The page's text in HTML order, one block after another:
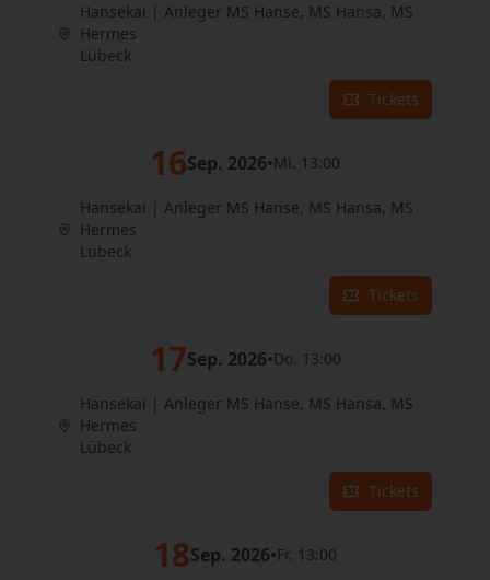
Hansekai | Anleger MS Hanse, MS Hansa, MS
Hermes
Lübeck
Tickets
16Sep. 2026•Mi. 13:00
Hansekai | Anleger MS Hanse, MS Hansa, MS
Hermes
Lübeck
Tickets
17Sep. 2026•Do. 13:00
Hansekai | Anleger MS Hanse, MS Hansa, MS
Hermes
Lübeck
Tickets
18Sep. 2026•Fr. 13:00